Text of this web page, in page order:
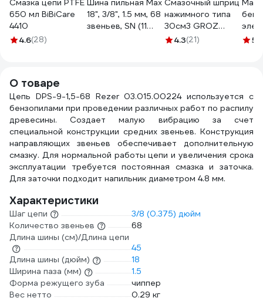
Смазка цепи PTFE
650 мл BiBiCare
4410
4.6(28)
Шина пильная Max
18", 3/8", 1.5 мм, 68
звеньев, SN (11
Смазочный шприц
нажимного типа
30см3 GROZ
GR43100 - G6P
4.3(21) 5
О товаре
Цепь DPS-9-1,5-68 Rezer 03.015.00224 используется с
бензопилами при проведении различных работ по распилу
древесины. Создает малую вибрацию за счет
специальной конструкции средних звеньев. Конструкция
направляющих звеньев обеспечивает дополнительную
смазку. Для нормальной работы цепи и увеличения срока
эксплуатации требуется постоянная смазка и заточка.
Для заточки подходит напильник диаметром 4.8 мм.
Характеристики
Шаг цепи
3/8 (0.375) дюйм
Количество звеньев
68
Длина шины (см)/Длина цепи
45
Длина шины (дюйм)
18
Ширина паза (мм)
1.5
Форма режущего зуба
чиппер
Вес нетто
0.29 кг